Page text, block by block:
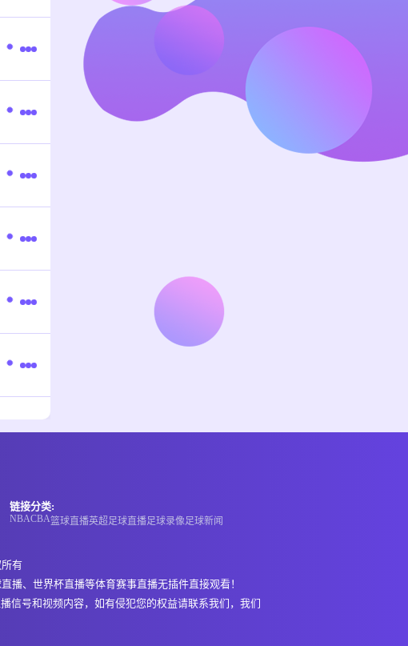
链接分类:
NBACBA篮球直播英超足球直播足球录像足球新闻
有
播、世界杯直播等体育赛事直播无插件直接观看！
信号和视频内容，如有侵犯您的权益请联系我们，我们